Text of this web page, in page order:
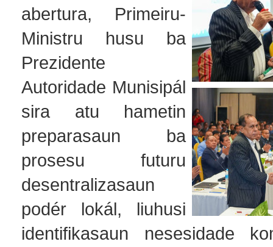
abertura, Primeiru-
Ministru husu ba
Prezidente
Autoridade Munisipál
sira atu hametin
preparasaun ba
prosesu futuru
desentralizasaun
podér lokál, liuhusi
identifikasaun nesesidade